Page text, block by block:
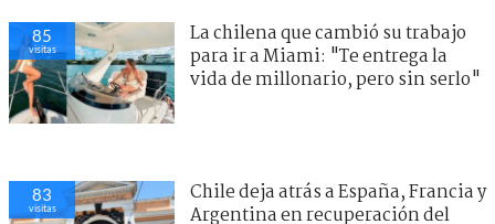
85
visitas
La chilena que cambió su trabajo
para ir a Miami: "Te entrega la
vida de millonario, pero sin serlo"
83
visitas
Chile deja atrás a España, Francia y
Argentina en recuperación del